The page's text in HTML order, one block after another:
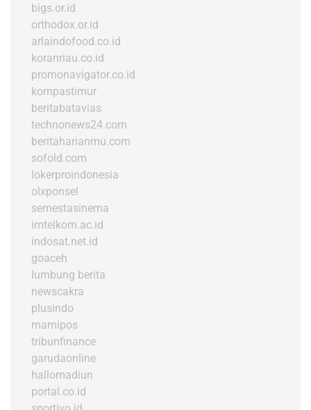
bigs.or.id
orthodox.or.id
arlaindofood.co.id
koranriau.co.id
promonavigator.co.id
kompastimur
beritabatavias
technonews24.com
beritaharianmu.com
sofold.com
lokerproindonesia
olxponsel
semestasinema
imtelkom.ac.id
indosat.net.id
goaceh
lumbung berita
newscakra
plusindo
mamipos
tribunfinance
garudaonline
hallomadiun
portal.co.id